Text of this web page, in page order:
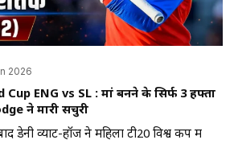
2026
ENG vs SL : मां बनने के सिर्फ 3 हफ्तों
ने मारी सेंचुरी
डेनी व्याट-हॉज ने महिला टी20 विश्व कप में